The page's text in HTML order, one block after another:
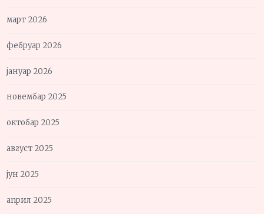
март 2026
фебруар 2026
јануар 2026
новембар 2025
октобар 2025
август 2025
јун 2025
април 2025